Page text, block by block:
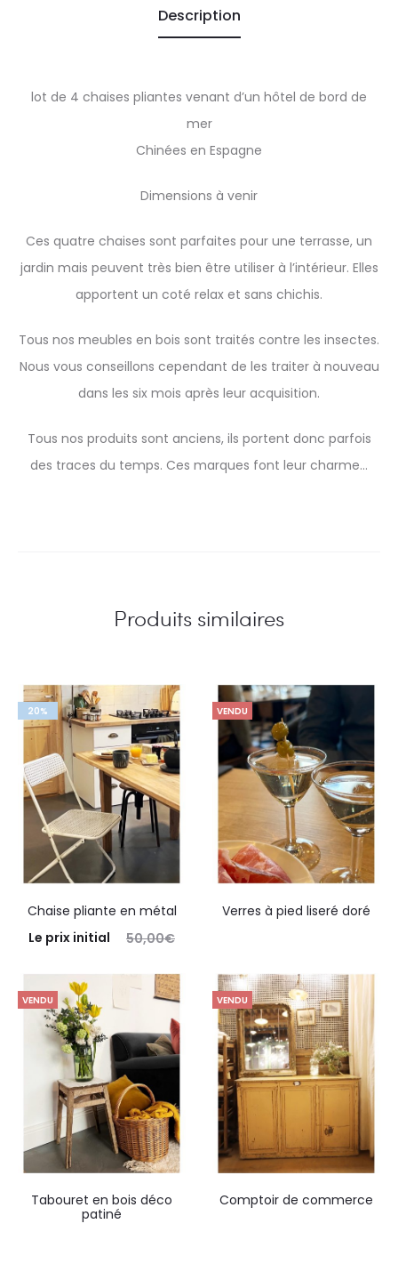
Description
lot de 4 chaises pliantes venant d’un hôtel de bord de
mer
Chinées en Espagne
Dimensions à venir
Ces quatre chaises sont parfaites pour une terrasse, un
jardin mais peuvent très bien être utiliser à l’intérieur. Elles
apportent un coté relax et sans chichis.
Tous nos meubles en bois sont traités contre les insectes.
Nous vous conseillons cependant de les traiter à nouveau
dans les six mois après leur acquisition.
Tous nos produits sont anciens, ils portent donc parfois
des traces du temps. Ces marques font leur charme…
Produits similaires
20%
Chaise pliante en métal
50,00€
Le prix initial
prix actuel est : 40,00€.
Retirer en boutique
VENDU
Verres à pied liseré doré
VENDU
Tabouret en bois déco
patiné
VENDU
Comptoir de commerce